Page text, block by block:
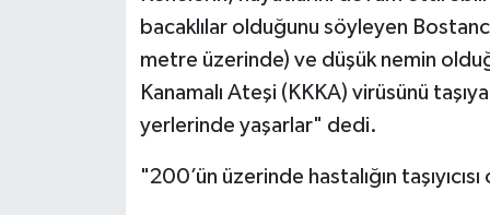
bacaklılar olduğunu söyleyen
metre üzerinde) ve düşük nemin
Kanamalı Ateşi (KKKA) virüsünü
yerlerinde yaşarlar" dedi.
"200’ün üzerinde hastalığın